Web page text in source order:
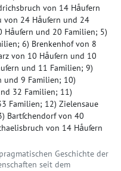
von 14 Haͤufern
von 24 Haͤuſern und 24
Haͤuſern und 20 Familien; 5)
6) Brenkenhof von 8
von 10 Haͤuſern und 10
und 11 Familien; 9)
und 9 Familien; 10)
32 Familien; 11)
Familien; 12) Zielensaue
Bartſchendorf von 40
von 14 Haͤuſern
Geschichte der
seit dem